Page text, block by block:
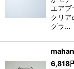
エア
クリ
グラ…
6,818